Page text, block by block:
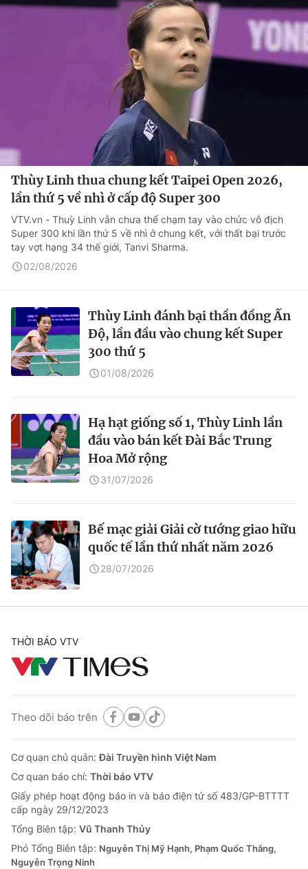
Thùy Linh thua chung kết Taipei Open 2026,
lần thứ 5 về nhì ở cấp độ Super 300
VTV.vn - Thuỳ Linh vẫn chưa thể chạm tay vào chức vô địch
Super 300 khi lần thứ 5 về nhì ở chung kết, với thất bại trước
tay vợt hạng 34 thế giới, Tanvi Sharma.
02/08/2026
Thùy Linh đánh bại thần đồng Ấn
Độ, lần đầu vào chung kết Super
300 thứ 5
01/08/2026
Hạ hạt giống số 1, Thùy Linh lần
đầu vào bán kết Đài Bắc Trung
Hoa Mở rộng
31/07/2026
Bế mạc giải Giải cờ tướng giao hữu
quốc tế lần thứ nhất năm 2026
28/07/2026
THỜI BÁO VTV
Theo dõi báo trên
Cơ quan chủ quản:Đài Truyền hình Việt Nam
Cơ quan báo chí: Thời báo VTV
Giấy phép hoạt động báo in và báo điện tử số 483/GP-BTTTT
cấp ngày 29/12/2023
Tổng Biên tập: Vũ Thanh Thủy
Phó Tổng Biên tập: Nguyễn Thị Mỹ Hạnh, Phạm Quốc Thắng,
Nguyễn Trọng Ninh